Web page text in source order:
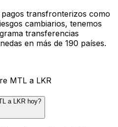
transfronterizos como
cambiarios, tenemos
transferencias
en más de 190 países.
MTL a LKR
a LKR hoy?